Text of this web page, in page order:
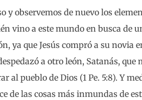
y observemos de nuevo los
vino a este mundo en busca de
ya que Jesús compró a su novia
a otro león, Satanás, que
al pueblo de Dios (1 Pe. 5:8). Y
de las cosas más inmundas de